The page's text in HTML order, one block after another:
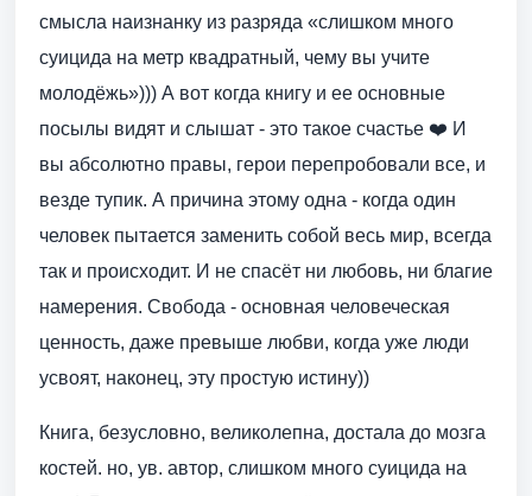
смысла наизнанку из разряда «слишком много
суицида на метр квадратный, чему вы учите
молодёжь»))) А вот когда книгу и ее основные
посылы видят и слышат - это такое счастье ❤️ И
вы абсолютно правы, герои перепробовали все, и
везде тупик. А причина этому одна - когда один
человек пытается заменить собой весь мир, всегда
так и происходит. И не спасёт ни любовь, ни благие
намерения. Свобода - основная человеческая
ценность, даже превыше любви, когда уже люди
усвоят, наконец, эту простую истину))
Книга, безусловно, великолепна, достала до мозга
костей. но, ув. автор, слишком много суицида на